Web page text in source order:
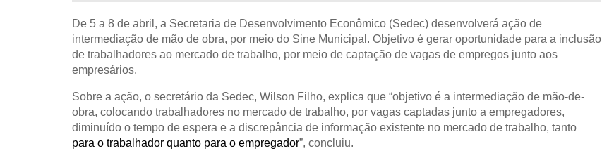
De 5 a 8 de abril, a Secretaria de Desenvolvimento Econômico (Sedec) desenvolverá ação de
intermediação de mão de obra, por meio do Sine Municipal. Objetivo é gerar oportunidade para a inclusão
de trabalhadores ao mercado de trabalho, por meio de captação de vagas de empregos junto aos
empresários.
Sobre a ação, o secretário da Sedec, Wilson Filho, explica que “objetivo é a intermediação de mão-de-
obra, colocando trabalhadores no mercado de trabalho, por vagas captadas junto a empregadores,
diminuído o tempo de espera e a discrepância de informação existente no mercado de trabalho, tanto
para o trabalhador quanto para o empregador”, concluiu.